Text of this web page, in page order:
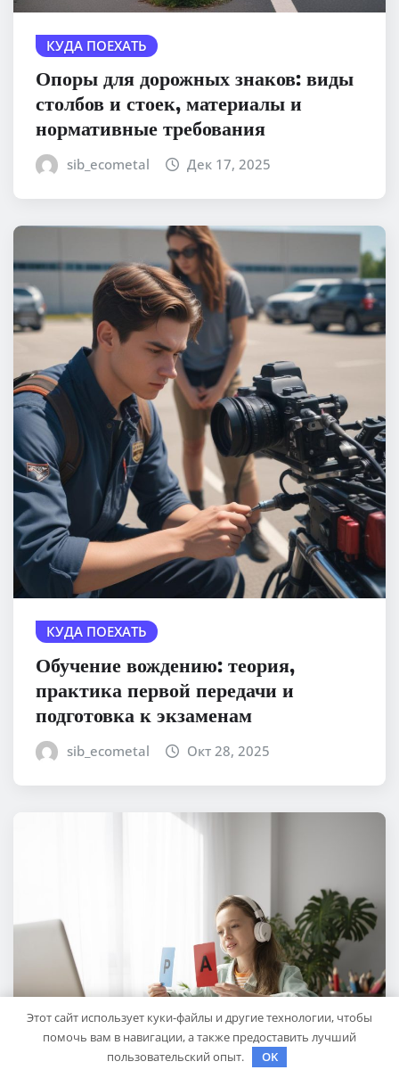
КУДА ПОЕХАТЬ
Опоры для дорожных знаков: виды
столбов и стоек, материалы и
нормативные требования
sib_ecometal Дек 17, 2025
КУДА ПОЕХАТЬ
Обучение вождению: теория,
практика первой передачи и
подготовка к экзаменам
sib_ecometal Окт 28, 2025
Этот сайт использует куки-файлы и другие технологии, чтобы
помочь вам в навигации, а также предоставить лучший
пользовательский опыт.
OK